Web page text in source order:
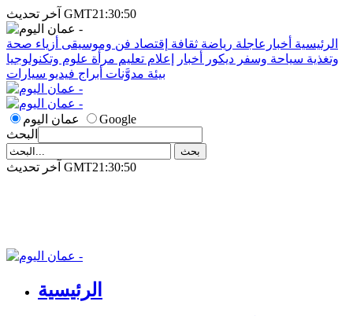
آخر تحديث GMT21:30:50
الرئيسية أخبارعاجلة رياضة ثقافة إقتصاد فن وموسيقى أزياء صحة
وتغذية سياحة وسفر ديكور أخبار إعلام تعليم مرأة علوم وتكنولوجيا
بيئة مدوَّنات أبراج فيديو سيارات
عمان اليوم
Google
البحث
آخر تحديث GMT21:30:50
الرئيسية